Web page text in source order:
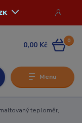
Menu
0
0,00 Kč
teploměr,